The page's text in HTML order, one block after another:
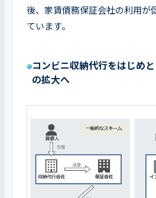
後、家賃債務保証会社の利用が
ています。
コンビニ収納代行をはじめ
の拡大へ